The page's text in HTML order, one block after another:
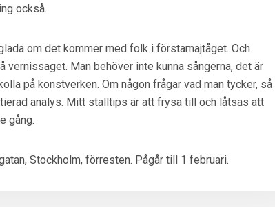
också.
om det kommer med folk i förstamajtåget. Och
vernissaget. Man behöver inte kunna sångerna, det är
på konstverken. Om någon frågar vad man tycker, så
analys. Mitt stalltips är att frysa till och låtsas att
gång.
Stockholm, förresten. Pågår till 1 februari.